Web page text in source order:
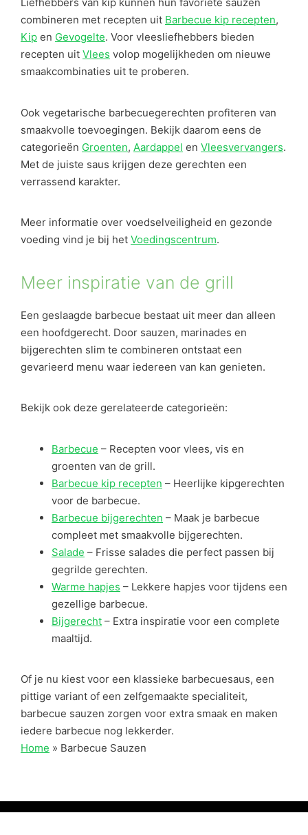
combineren met recepten uit Barbecue kip recepten,
Kip en Gevogelte. Voor vleesliefhebbers bieden
recepten uit Vlees volop mogelijkheden om nieuwe
smaakcombinaties uit te proberen.
Ook vegetarische barbecuegerechten profiteren van
smaakvolle toevoegingen. Bekijk daarom eens de
categorieën Groenten, Aardappel en Vleesvervangers.
Met de juiste saus krijgen deze gerechten een
verrassend karakter.
Meer informatie over voedselveiligheid en gezonde
voeding vind je bij het Voedingscentrum.
Meer inspiratie van de grill
Een geslaagde barbecue bestaat uit meer dan alleen
een hoofdgerecht. Door sauzen, marinades en
bijgerechten slim te combineren ontstaat een
gevarieerd menu waar iedereen van kan genieten.
Bekijk ook deze gerelateerde categorieën:
Barbecue – Recepten voor vlees, vis en
groenten van de grill.
Barbecue kip recepten – Heerlijke kipgerechten
voor de barbecue.
Barbecue bijgerechten – Maak je barbecue
compleet met smaakvolle bijgerechten.
Salade – Frisse salades die perfect passen bij
gegrilde gerechten.
Warme hapjes – Lekkere hapjes voor tijdens een
gezellige barbecue.
Bijgerecht – Extra inspiratie voor een complete
maaltijd.
Of je nu kiest voor een klassieke barbecuesaus, een
pittige variant of een zelfgemaakte specialiteit,
barbecue sauzen zorgen voor extra smaak en maken
iedere barbecue nog lekkerder.
Home » Barbecue Sauzen